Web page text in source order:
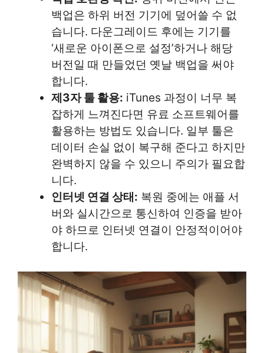
백업은 하위 버전 기기에 덮어쓸 수 없
습니다. 다운그레이드 후에는 기기를
‘새로운 아이폰으로 설정’하거나 해당
버전일 때 만들었던 옛날 백업을 써야
합니다.
제3자 툴 활용: iTunes 과정이 너무 복
잡하게 느껴진다면 유료 소프트웨어를
활용하는 방법도 있습니다. 일부 툴은
데이터 손실 없이 복구해 준다고 하지만
완벽하지 않을 수 있으니 주의가 필요합
니다.
인터넷 연결 상태: 복원 중에는 애플 서
버와 실시간으로 통신하여 인증을 받아
야 하므로 인터넷 연결이 안정적이어야
합니다.